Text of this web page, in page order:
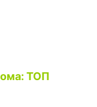
ТОП